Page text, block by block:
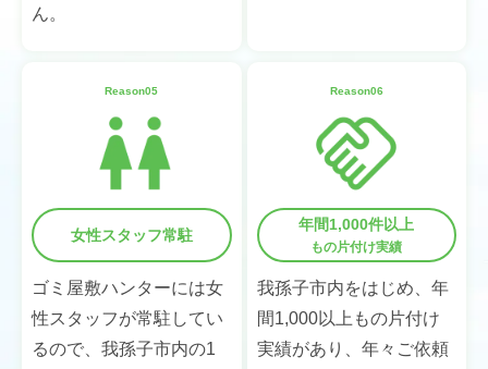
ん。
Reason05
女性スタッフ常駐
ゴミ屋敷ハンターには女
性スタッフが常駐してい
るので、我孫子市内の1
Reason06
年間1,000件以上
もの片付け実績
我孫子市内をはじめ、年
間1,000以上もの片付け
実績があり、年々ご依頼